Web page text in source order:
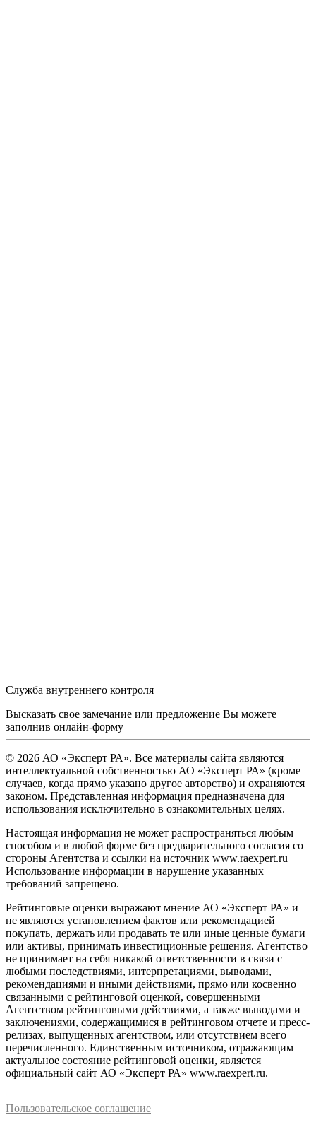
Служба внутреннего контроля
Высказать свое замечание или предложение Вы можете
заполнив онлайн-форму
© 2026 АО «Эксперт РА». Все материалы сайта являются
интеллектуальной собственностью АО «Эксперт РА» (кроме
случаев, когда прямо указано другое авторство) и охраняются
законом. Представленная информация предназначена для
использования исключительно в ознакомительных целях.
Настоящая информация не может распространяться любым
способом и в любой форме без предварительного согласия со
стороны Агентства и ссылки на источник www.raexpert.ru
Использование информации в нарушение указанных
требований запрещено.
Рейтинговые оценки выражают мнение АО «Эксперт РА» и
не являются установлением фактов или рекомендацией
покупать, держать или продавать те или иные ценные бумаги
или активы, принимать инвестиционные решения. Агентство
не принимает на себя никакой ответственности в связи с
любыми последствиями, интерпретациями, выводами,
рекомендациями и иными действиями, прямо или косвенно
связанными с рейтинговой оценкой, совершенными
Агентством рейтинговыми действиями, а также выводами и
заключениями, содержащимися в рейтинговом отчете и пресс-
релизах, выпущенных агентством, или отсутствием всего
перечисленного. Единственным источником, отражающим
актуальное состояние рейтинговой оценки, является
официальный сайт АО «Эксперт РА» www.raexpert.ru.
Пользовательское соглашение